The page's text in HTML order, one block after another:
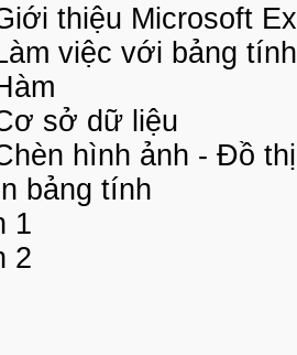
thiệu Microsoft
việc với bảng tính
sở dữ liệu
hình ảnh - Đồ thị
bảng tính
1
2